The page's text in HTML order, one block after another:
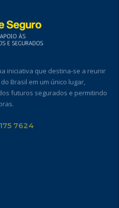
iniciativa que destina-se a reunir
Brasil em um único lugar,
futuros segurados e permitindo
7624